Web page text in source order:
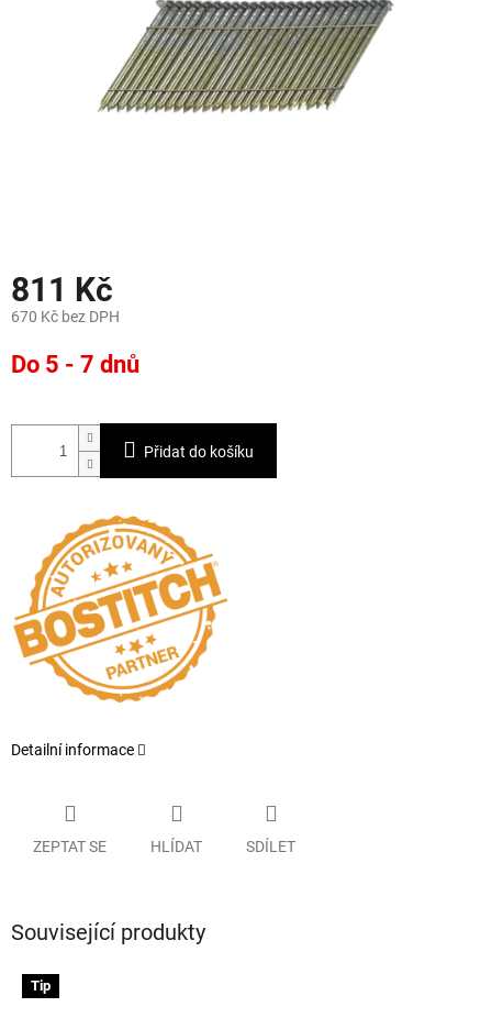
811 Kč
670 Kč bez DPH
cena:
Do 5 - 7 dnů
Přidat do košíku
Detailní informace
ZEPTAT SE HLÍDAT SDÍLET
Související produkty
Tip